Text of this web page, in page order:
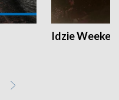
Idzie